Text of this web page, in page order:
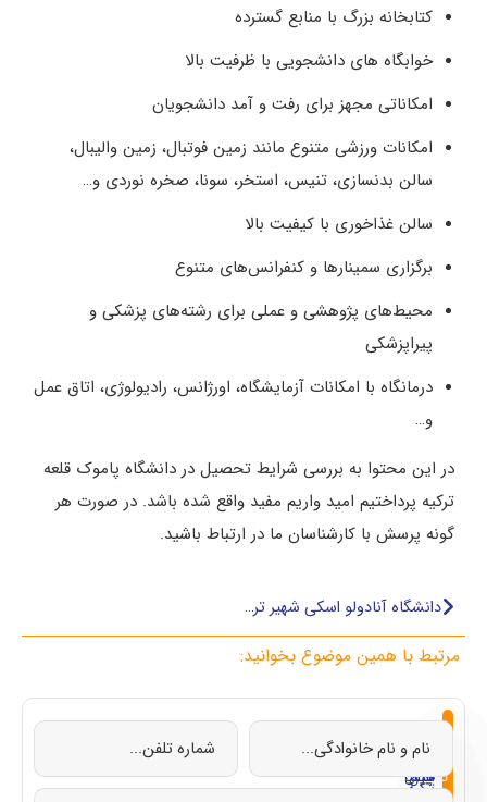
کتابخانه بزرگ با منابع گسترده
خوابگاه های دانشجویی با ظرفیت بالا
امکاناتی مجهز برای رفت و آمد دانشجویان
امکانات ورزشی متنوع مانند زمین فوتبال، زمین والیبال،
سالن بدنسازی، تنیس، استخر، سونا، صخره نوردی و…
سالن غذاخوری با کیفیت بالا
برگزاری سمینارها و کنفرانس‌های متنوع
محیط‌های پژوهشی و عملی برای رشته‌های پزشکی و
پیراپزشکی
درمانگاه با امکانات آزمایشگاه، اورژانس، رادیولوژی، اتاق عمل
و…
در این محتوا به بررسی شرایط تحصیل در دانشگاه پاموک قلعه
ترکیه پرداختیم امید واریم مفید واقع شده باشد. در صورت هر
گونه پرسش با کارشناسان ما در ارتباط باشید.
دانشگاه آنادولو اسکی شهیر ترکیه + شرایط ثبت نام و هزینه‌ها
مرتبط با همین موضوع بخوانید:
از
صفر
تا
تحصیل
ترکیه
در
ایتالیا
در
چین
در
قبرس